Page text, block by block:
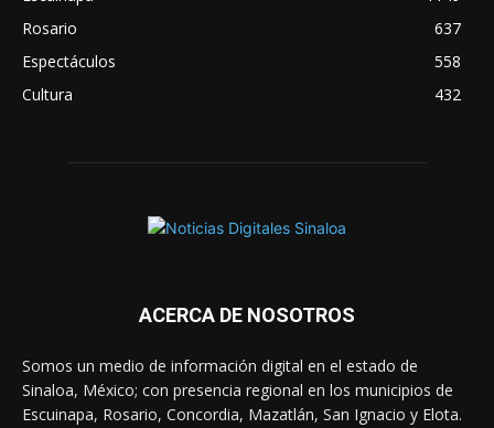
Rosario
637
Espectáculos
558
Cultura
432
ACERCA DE NOSOTROS
Somos un medio de información digital en el estado de
Sinaloa, México; con presencia regional en los municipios de
Escuinapa, Rosario, Concordia, Mazatlán, San Ignacio y Elota.